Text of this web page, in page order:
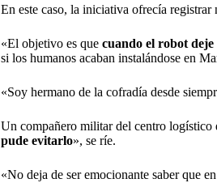
En este caso, la iniciativa ofrecía registrar
«El objetivo es quecuando el robot deje
si los humanos acaban instalándose en
«Soy hermano de la cofradía desde
Un compañero militar del centro
pude evitarlo», se ríe.
«No deja de ser emocionante saber que